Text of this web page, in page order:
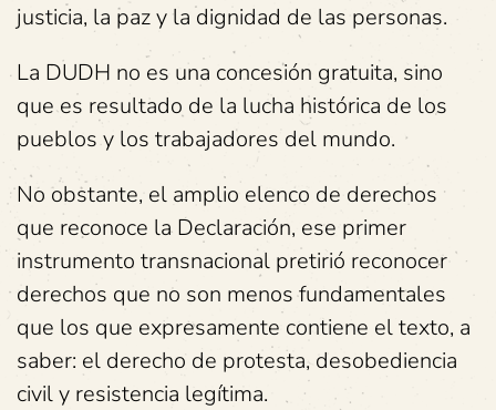
justicia, la paz y la dignidad de las personas.
La DUDH no es una concesión gratuita, sino
que es resultado de la lucha histórica de los
pueblos y los trabajadores del mundo.
No obstante, el amplio elenco de derechos
que reconoce la Declaración, ese primer
instrumento transnacional pretirió reconocer
derechos que no son menos fundamentales
que los que expresamente contiene el texto, a
saber: el derecho de protesta, desobediencia
civil y resistencia legítima.